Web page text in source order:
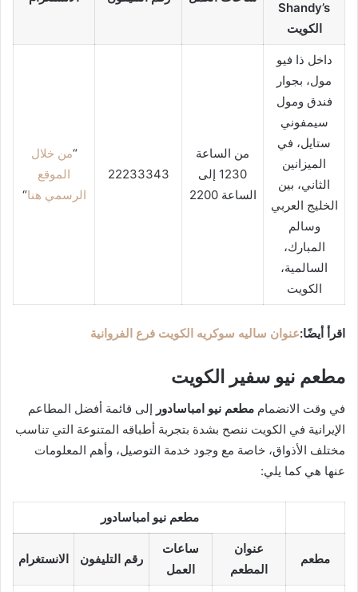
Shandy’s
الكويت
داخل ذا فيو
مول، بجوار
فندق ومول
سيمفوني
ستايل، في
الميزانين
الثاني، بين
الخليج العربي
وسالم
المبارك،
السالمية،
الكويت
من الساعة
1230 إلى
الساعة 2200
22233343
“من خلال
الموقع
الرسمي هنا“
اقرأ أيضًا:عنوان ساليه سوكريه الكويت فرع الفروانية
مطعم نيو سفير الكويت
في وقت الانضمام مطعم نيو امباسادور إلى قائمة أفضل المطاعم
الإيرانية في الكويت ننصح بشدة بتجربة أطباقه المتنوعة التي تناسب
مختلف الأذواق، خاصة مع وجود خدمة التوصيل، وأهم المعلومات
عنها هي كما يلي:
مطعم نيو امباسادور
مطعم
عنوان
المطعم
ساعات
العمل
رقم التليفون الانستغرام